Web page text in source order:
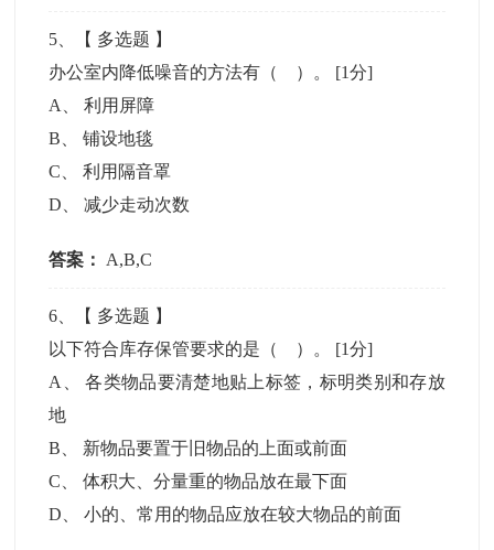
5 、【 多选题 】
办公室内降低噪音的方法有（ ）。 [1分]
A
、利用屏障
B 、铺设地毯
C 、利用隔音罩
D 、减少走动次数
答案： A,B,C
6 、【 多选题 】
以下符合库存保管要求的是（ ）。 [1分]
A
、各类物品要清楚地贴上标签，标明类别和存放
地
B
新物品要置于旧物品的上面或前面
C 、体积大、分量重的物品放在最下面
D 、小的、常用的物品应放在较大物品的前面